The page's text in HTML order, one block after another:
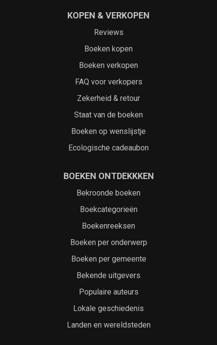
KOPEN & VERKOPEN
Reviews
Boeken kopen
Boeken verkopen
FAQ voor verkopers
Zekerheid & retour
Staat van de boeken
Boeken op wenslijstje
Ecologische cadeaubon
BOEKEN ONTDEKKKEN
Bekroonde boeken
Boekcategorieën
Boekenreeksen
Boeken per onderwerp
Boeken per gemeente
Bekende uitgevers
Populaire auteurs
Lokale geschiedenis
Landen en wereldsteden